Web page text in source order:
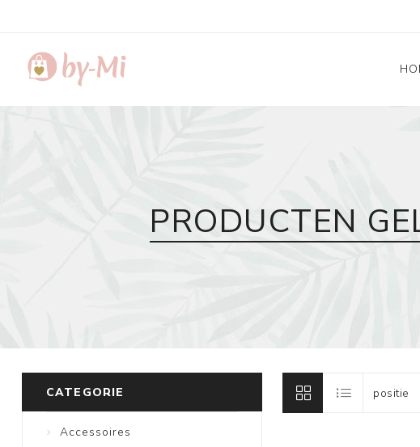
PRODUCTEN
CATEGORIE
Accessoires